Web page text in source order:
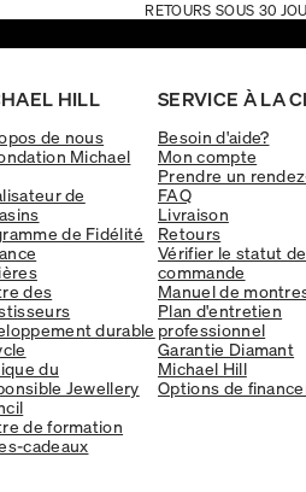
RETOURS SOUS 30
HILL
de nous
Michael
de
de Fidélité
des
durable
du
Jewellery
de formation
cadeaux
SERVICE À LA
Besoin d'aide?
Mon compte
Prendre un
FAQ
Livraison
Retours
Vérifier le statut
commande
Manuel de
Plan d'entretien
professionnel
Garantie Diamant
Michael Hill
Options de